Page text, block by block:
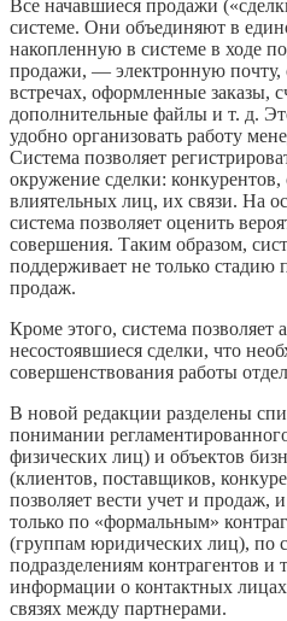
Все начавшиеся продажи
системе. Они объединяют в
накопленную в системе в ходе
продажи, — электронную почту,
встречах, оформленные заказы,
дополнительные файлы и т. д.
удобно организовать работу
Система позволяет
окружение сделки: конкурентов,
влиятельных лиц, их связи. На
система позволяет оценить
совершения. Таким образом,
поддерживает не только стадию
продаж.
Кроме этого, система позволяет
несостоявшиеся сделки, что
совершенствования работы
В новой редакции разделены
понимании
физических лиц) и объектов
(клиентов, поставщиков,
позволяет вести учет и продаж,
только по «формальным»
(группам юридических лиц), по
подразделениям контрагентов и
информации о контактных
связях между партнерами.